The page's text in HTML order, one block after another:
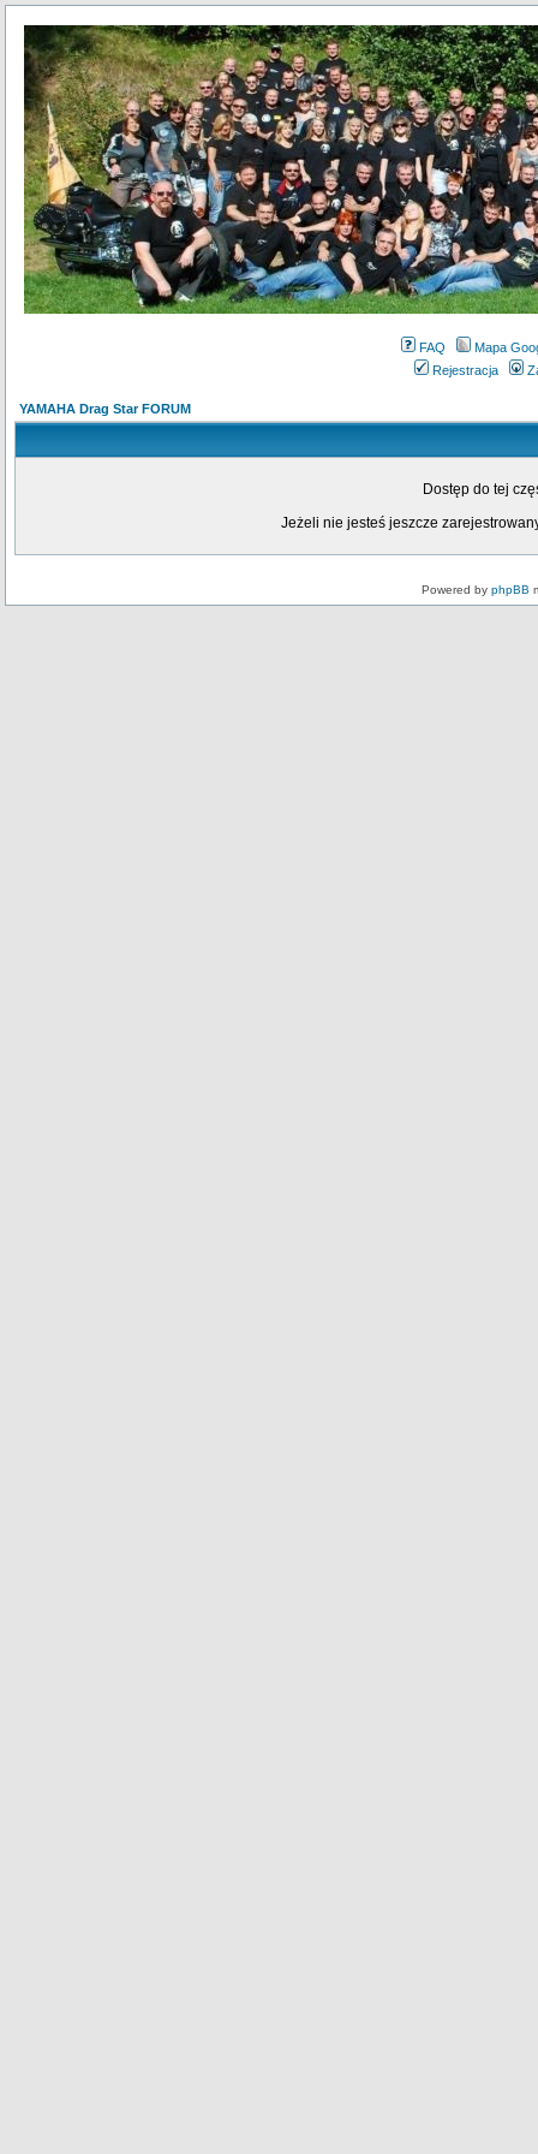
FAQ
Mapa
Rejestracja
YAMAHA Drag Star FORUM
Dostęp do tej
Jeżeli nie jesteś jeszcze
Powered by phpBB